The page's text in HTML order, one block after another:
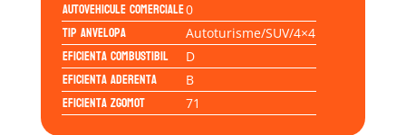
Autovehicule comerciale0
Tip anvelopa Autoturisme/SUV/4×4
Eficienta Combustibil D
Eficienta Aderenta B
Eficienta Zgomot 71